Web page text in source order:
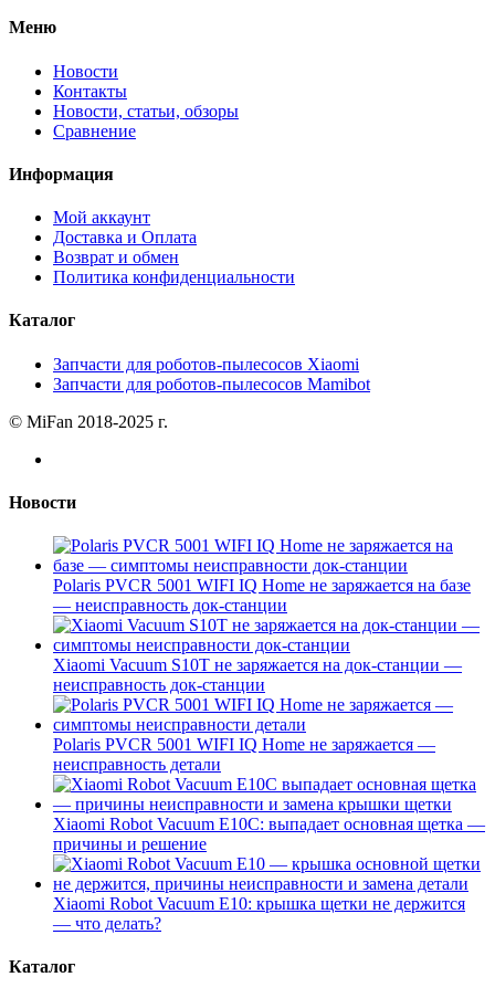
Меню
Новости
Контакты
Новости, статьи, обзоры
Сравнение
Информация
Мой аккаунт
Доставка и Оплата
Возврат и обмен
Политика конфиденциальности
Каталог
Запчасти для роботов-пылесосов Xiaomi
Запчасти для роботов-пылесосов Mamibot
© MiFan 2018-2025 г.
Новости
Polaris PVCR 5001 WIFI IQ Home не заряжается на базе
— неисправность док-станции
Xiaomi Vacuum S10T не заряжается на док-станции —
неисправность док-станции
Polaris PVCR 5001 WIFI IQ Home не заряжается —
неисправность детали
Xiaomi Robot Vacuum E10C: выпадает основная щетка —
причины и решение
Xiaomi Robot Vacuum E10: крышка щетки не держится
— что делать?
Каталог